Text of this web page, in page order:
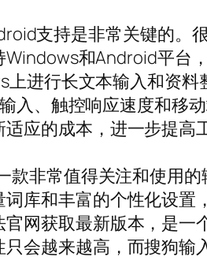
支持是非常关键的。
和Android平台
进行长文本输入和资
入、触控响应速度和移
应的成本，进一步提高
款非常值得关注和使用
库和丰富的个性化设
网获取最新版本，是
会越来越高，而搜狗